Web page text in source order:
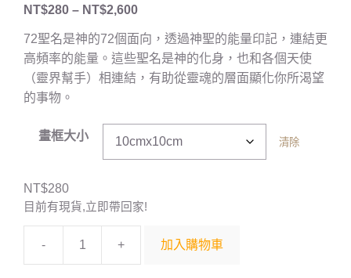
NT$280 – NT$2,600
72聖名是神的72個面向，透過神聖的能量印記，連結更
高頻率的能量。這些聖名是神的化身，也和各個天使
（靈界幫手）相連結，有助從靈魂的層面顯化你所渴望
的事物。
畫框大小 清除
NT$280
目前有現貨,立即帶回家!
- + 加入購物車